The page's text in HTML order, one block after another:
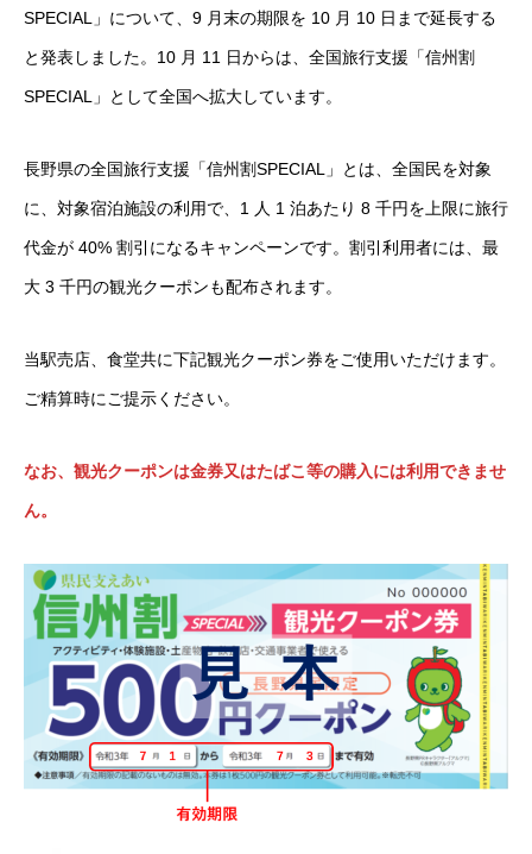
SPECIAL」について、9 月末の期限を 10 月 10 日まで延長する
と発表しました。10 月 11 日からは、全国旅行支援「信州割
SPECIAL」として全国へ拡大しています。
長野県の全国旅行支援「信州割SPECIAL」とは、全国民を対象
に、対象宿泊施設の利用で、1 人 1 泊あたり 8 千円を上限に旅行
代金が 40% 割引になるキャンペーンです。割引利用者には、最
大 3 千円の観光クーポンも配布されます。
当駅売店、食堂共に下記観光クーポン券をご使用いただけます。
ご精算時にご提示ください。
なお、観光クーポンは金券又はたばこ等の購入には利用できませ
ん。